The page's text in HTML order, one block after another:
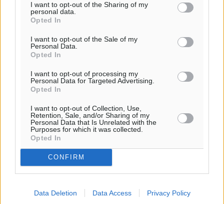
I want to opt-out of the Sharing of my
personal data.
Opted In
I want to opt-out of the Sale of my
Personal Data.
Opted In
I want to opt-out of processing my
Personal Data for Targeted Advertising.
Opted In
I want to opt-out of Collection, Use,
Retention, Sale, and/or Sharing of my
Personal Data that Is Unrelated with the
Purposes for which it was collected.
Opted In
CONFIRM
Data Deletion Data Access Privacy Policy
Φύλαξε τα στοιχεία μου για την επόμενη φορά.